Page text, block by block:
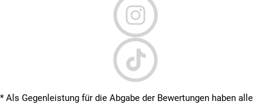
* Als Gegenleistung für die Abgabe der Bewertungen haben alle